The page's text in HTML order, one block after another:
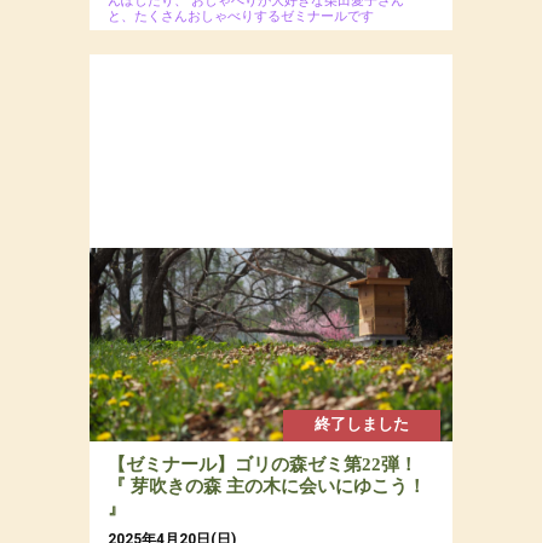
と、たくさんおしゃべりするゼミナールです
終了しました
【ゼミナール】ゴリの森ゼミ第22弾！
『 芽吹きの森 主の木に会いにゆこう！
』
2025年4月20日(日)